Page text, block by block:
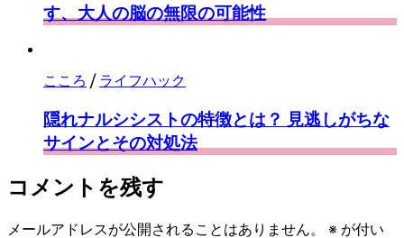
す、大人の脳の無限の可能性
こころ / ライフハック
隠れナルシシストの特徴とは？ 見逃しがちな
サインとその対処法
コメントを残す
メールアドレスが公開されることはありません。 ※ が付い